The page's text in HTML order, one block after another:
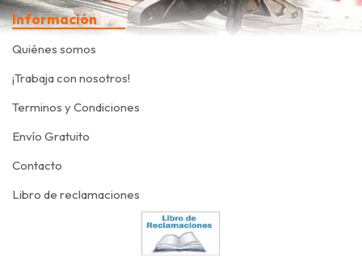
Información
Quiénes somos
¡Trabaja con nosotros!
Terminos y Condiciones
Envío Gratuito
Contacto
Libro de reclamaciones